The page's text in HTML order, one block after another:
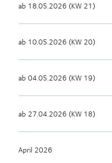
ab 18.05.2026 (KW 21)
ab 10.05.2026 (KW 20)
ab 04.05.2026 (KW 19)
ab 27.04.2026 (KW 18)
April 2026